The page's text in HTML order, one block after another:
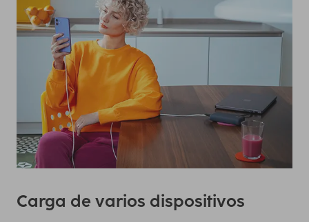
Carga de varios dispositivos